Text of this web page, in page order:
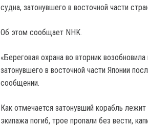
судна, затонувшего в восточной части
Об этом сообщает NHK.
«Береговая охрана во вторник
затонувшего в восточной части Японии
сообщении.
Как отмечается затонувший корабль
экипажа погиб, трое пропали без вести,